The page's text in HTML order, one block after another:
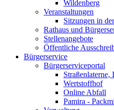
Wildenberg
Veranstaltungen
Sitzungen in
Rathaus und
Stellenangebote
Öffentliche
Bürgerservice
Bürgerserviceportal
Straßenlaterne,
Wertstoffhof
Online Abfall
Pamira -